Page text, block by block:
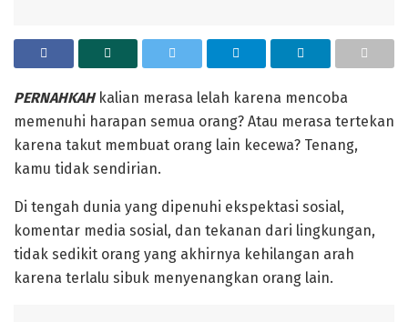
PERNAHKAHkalian merasa lelah karena mencoba
memenuhi harapan semua orang? Atau merasa tertekan
karena takut membuat orang lain kecewa? Tenang,
kamu tidak sendirian.
Di tengah dunia yang dipenuhi ekspektasi sosial,
komentar media sosial, dan tekanan dari lingkungan,
tidak sedikit orang yang akhirnya kehilangan arah
karena terlalu sibuk menyenangkan orang lain.